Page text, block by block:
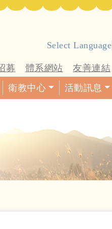
Select Language
募 體系網站 友善連結
衛教中心 活動訊息